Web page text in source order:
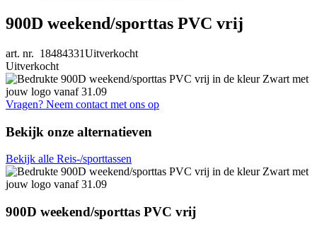
900D weekend/sporttas PVC vrij
art. nr. 18484331Uitverkocht
Uitverkocht
Vragen? Neem contact met ons op
Bekijk onze alternatieven
Bekijk alle Reis-/sporttassen
900D weekend/sporttas PVC vrij